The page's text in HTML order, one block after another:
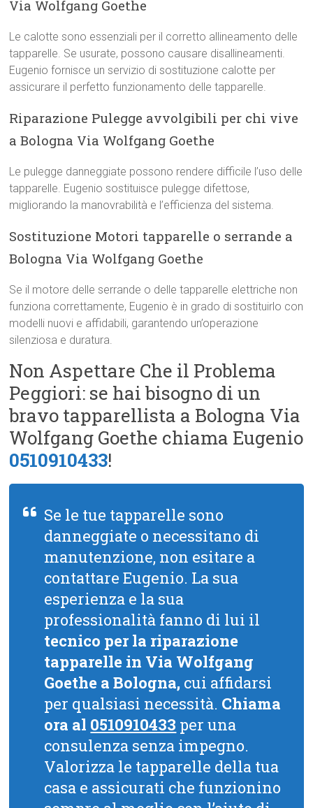
Via Wolfgang Goethe
Le calotte sono essenziali per il corretto allineamento delle
tapparelle. Se usurate, possono causare disallineamenti.
Eugenio fornisce un servizio di sostituzione calotte per
assicurare il perfetto funzionamento delle tapparelle.
Riparazione Pulegge avvolgibili per chi vive
a Bologna Via Wolfgang Goethe
Le pulegge danneggiate possono rendere difficile l’uso delle
tapparelle. Eugenio sostituisce pulegge difettose,
migliorando la manovrabilità e l’efficienza del sistema.
Sostituzione Motori tapparelle o serrande a
Bologna Via Wolfgang Goethe
Se il motore delle serrande o delle tapparelle elettriche non
funziona correttamente, Eugenio è in grado di sostituirlo con
modelli nuovi e affidabili, garantendo un’operazione
silenziosa e duratura.
Non Aspettare Che il Problema
Peggiori: se hai bisogno di un
bravo tapparellista a Bologna Via
Wolfgang Goethe chiama Eugenio
0510910433!
Se le tue tapparelle sono
danneggiate o necessitano di
manutenzione, non esitare a
contattare Eugenio. La sua
esperienza e la sua
professionalità fanno di lui il
tecnico per la riparazione
tapparelle in Via Wolfgang
Goethe a Bologna, cui affidarsi
per qualsiasi necessità. Chiama
ora al 0510910433 per una
consulenza senza impegno.
Valorizza le tapparelle della tua
casa e assicurati che funzionino